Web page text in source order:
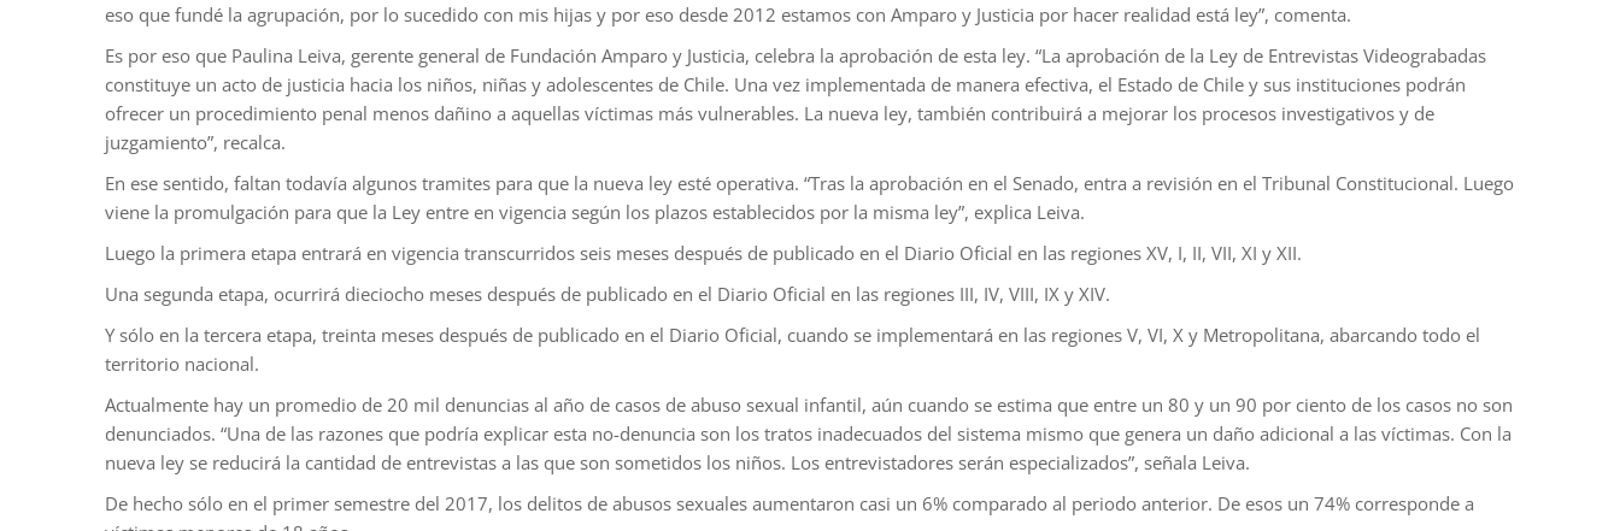
eso que fundé la agrupación, por lo sucedido con mis hijas y por eso desde 2012 estamos con Amparo y Justicia por hacer realidad está ley”, comenta.
Es por eso que Paulina Leiva, gerente general de Fundación Amparo y Justicia, celebra la aprobación de esta ley. “La aprobación de la Ley de Entrevistas Videograbadas
constituye un acto de justicia hacia los niños, niñas y adolescentes de Chile. Una vez implementada de manera efectiva, el Estado de Chile y sus instituciones podrán
ofrecer un procedimiento penal menos dañino a aquellas víctimas más vulnerables. La nueva ley, también contribuirá a mejorar los procesos investigativos y de
juzgamiento”, recalca.
En ese sentido, faltan todavía algunos tramites para que la nueva ley esté operativa. “Tras la aprobación en el Senado, entra a revisión en el Tribunal Constitucional. Luego
viene la promulgación para que la Ley entre en vigencia según los plazos establecidos por la misma ley”, explica Leiva.
Luego la primera etapa entrará en vigencia transcurridos seis meses después de publicado en el Diario Oficial en las regiones XV, I, II, VII, XI y XII.
Una segunda etapa, ocurrirá dieciocho meses después de publicado en el Diario Oficial en las regiones III, IV, VIII, IX y XIV.
Y sólo en la tercera etapa, treinta meses después de publicado en el Diario Oficial, cuando se implementará en las regiones V, VI, X y Metropolitana, abarcando todo el
territorio nacional.
Actualmente hay un promedio de 20 mil denuncias al año de casos de abuso sexual infantil, aún cuando se estima que entre un 80 y un 90 por ciento de los casos no son
denunciados. “Una de las razones que podría explicar esta no-denuncia son los tratos inadecuados del sistema mismo que genera un daño adicional a las víctimas. Con la
nueva ley se reducirá la cantidad de entrevistas a las que son sometidos los niños. Los entrevistadores serán especializados”, señala Leiva.
De hecho sólo en el primer semestre del 2017, los delitos de abusos sexuales aumentaron casi un 6% comparado al periodo anterior. De esos un 74% corresponde a